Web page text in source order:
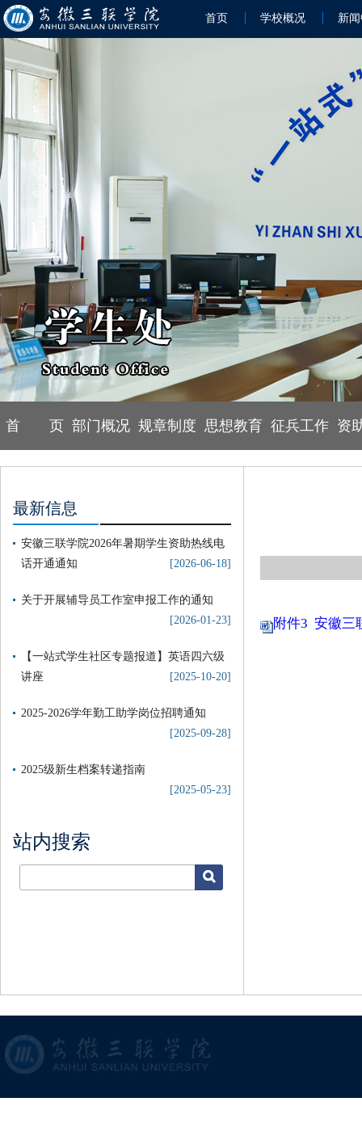
首页 学校概况 新
首 页 部门概况 规章制度 思想教育 征兵工作 资
最新信息
安徽三联学院2026年暑期学生资助热线电
话开通通知
[2026-06-18]
关于开展辅导员工作室申报工作的通知
[2026-01-23]
【一站式学生社区专题报道】英语四六级
讲座
[2025-10-20]
2025-2026学年勤工助学岗位招聘通知
[2025-09-28]
2025级新生档案转递指南
[2025-05-23]
站内搜索
附件3 安徽三